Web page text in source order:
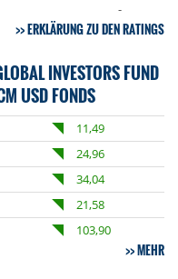
-
ERKLÄRUNG ZU DEN RATINGS
INVESTORS FUND
USD FONDS
11,49
24,96
34,04
21,58
103,90
MEHR